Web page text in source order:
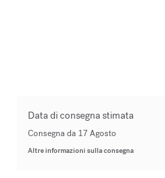
Data di consegna stimata
Consegna da 17 Agosto
Altre informazioni sulla consegna